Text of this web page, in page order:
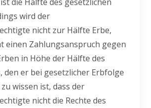
wird der
nicht zur Hälfte Erbe,
einen Zahlungsanspruch gegen
in Höhe der Hälfte des
den er bei gesetzlicher Erbfolge
wissen ist, dass der
nicht die Rechte des